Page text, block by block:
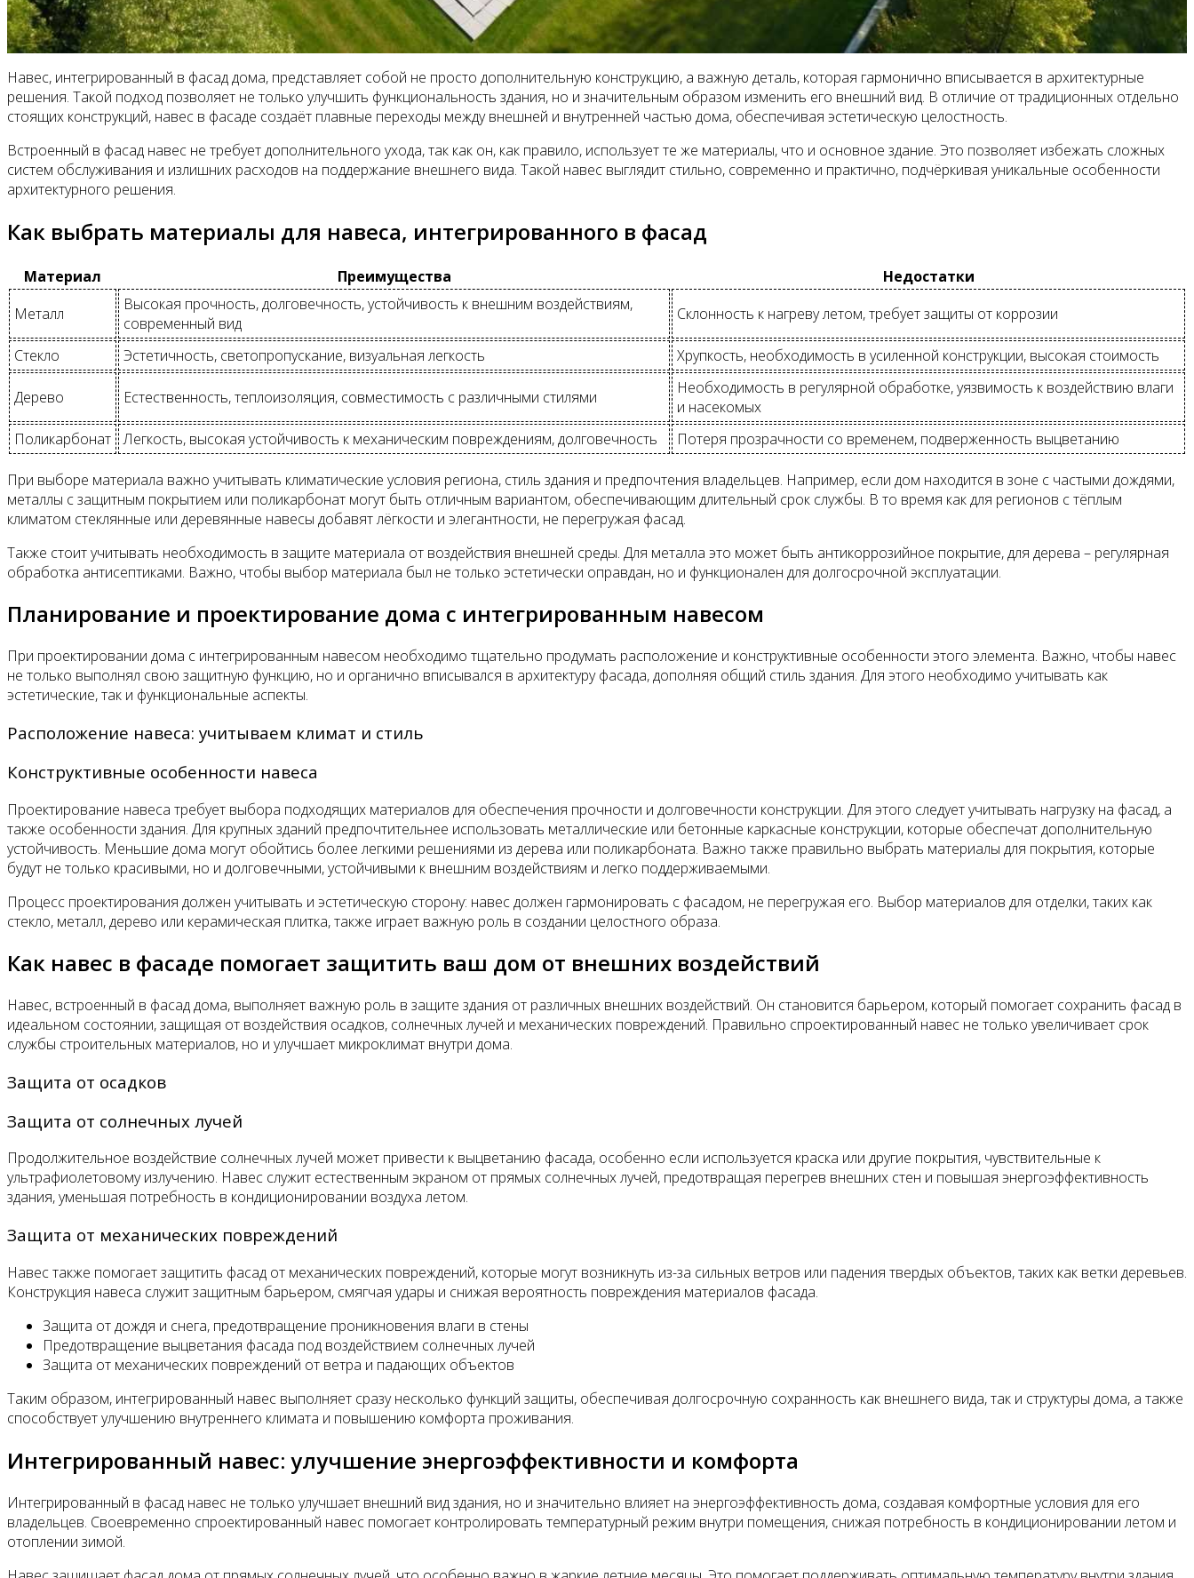
Навес, интегрированный в фасад дома, представляет собой не просто дополнительную конструкцию, а важную деталь, которая гармонично вписывается в архитектурные
решения. Такой подход позволяет не только улучшить функциональность здания, но и значительным образом изменить его внешний вид. В отличие от традиционных отдельно
стоящих конструкций, навес в фасаде создаёт плавные переходы между внешней и внутренней частью дома, обеспечивая эстетическую целостность.
Встроенный в фасад навес не требует дополнительного ухода, так как он, как правило, использует те же материалы, что и основное здание. Это позволяет избежать сложных
систем обслуживания и излишних расходов на поддержание внешнего вида. Такой навес выглядит стильно, современно и практично, подчёркивая уникальные особенности
архитектурного решения.
Как выбрать материалы для навеса, интегрированного в фасад
Материал Преимущества
Недостатки
Металл
Высокая прочность, долговечность, устойчивость к внешним воздействиям,
современный вид
Склонность к нагреву летом, требует защиты от коррозии
Стекло Эстетичность, светопропускание, визуальная легкость Хрупкость, необходимость в усиленной конструкции, высокая стоимость
Дерево Естественность, теплоизоляция, совместимость с различными стилями
Необходимость в регулярной обработке, уязвимость к воздействию влаги
и насекомых
Поликарбонат
Легкость, высокая устойчивость к механическим повреждениям, долговечность Потеря прозрачности со временем, подверженность выцветанию
При выборе материала важно учитывать климатические условия региона, стиль здания и предпочтения владельцев. Например, если дом находится в зоне с частыми дождями,
металлы с защитным покрытием или поликарбонат могут быть отличным вариантом, обеспечивающим длительный срок службы. В то время как для регионов с тёплым
климатом стеклянные или деревянные навесы добавят лёгкости и элегантности, не перегружая фасад.
Также стоит учитывать необходимость в защите материала от воздействия внешней среды. Для металла это может быть антикоррозийное покрытие, для дерева – регулярная
обработка антисептиками. Важно, чтобы выбор материала был не только эстетически оправдан, но и функционален для долгосрочной эксплуатации.
Планирование и проектирование дома с интегрированным навесом
При проектировании дома с интегрированным навесом необходимо тщательно продумать расположение и конструктивные особенности этого элемента. Важно, чтобы навес
не только выполнял свою защитную функцию, но и органично вписывался в архитектуру фасада, дополняя общий стиль здания. Для этого необходимо учитывать как
эстетические, так и функциональные аспекты.
Расположение навеса: учитываем климат и стиль
Конструктивные особенности навеса
Проектирование навеса требует выбора подходящих материалов для обеспечения прочности и долговечности конструкции. Для этого следует учитывать нагрузку на фасад, а
также особенности здания. Для крупных зданий предпочтительнее использовать металлические или бетонные каркасные конструкции, которые обеспечат дополнительную
устойчивость. Меньшие дома могут обойтись более легкими решениями из дерева или поликарбоната. Важно также правильно выбрать материалы для покрытия, которые
будут не только красивыми, но и долговечными, устойчивыми к внешним воздействиям и легко поддерживаемыми.
Процесс проектирования должен учитывать и эстетическую сторону: навес должен гармонировать с фасадом, не перегружая его. Выбор материалов для отделки, таких как
стекло, металл, дерево или керамическая плитка, также играет важную роль в создании целостного образа.
Как навес в фасаде помогает защитить ваш дом от внешних воздействий
Навес, встроенный в фасад дома, выполняет важную роль в защите здания от различных внешних воздействий. Он становится барьером, который помогает сохранить фасад в
идеальном состоянии, защищая от воздействия осадков, солнечных лучей и механических повреждений. Правильно спроектированный навес не только увеличивает срок
службы строительных материалов, но и улучшает микроклимат внутри дома.
Защита от осадков
Защита от солнечных лучей
Продолжительное воздействие солнечных лучей может привести к выцветанию фасада, особенно если используется краска или другие покрытия, чувствительные к
ультрафиолетовому излучению. Навес служит естественным экраном от прямых солнечных лучей, предотвращая перегрев внешних стен и повышая энергоэффективность
здания, уменьшая потребность в кондиционировании воздуха летом.
Защита от механических повреждений
Навес также помогает защитить фасад от механических повреждений, которые могут возникнуть из-за сильных ветров или падения твердых объектов, таких как ветки деревьев.
Конструкция навеса служит защитным барьером, смягчая удары и снижая вероятность повреждения материалов фасада.
Защита от дождя и снега, предотвращение проникновения влаги в стены
Предотвращение выцветания фасада под воздействием солнечных лучей
Защита от механических повреждений от ветра и падающих объектов
Таким образом, интегрированный навес выполняет сразу несколько функций защиты, обеспечивая долгосрочную сохранность как внешнего вида, так и структуры дома, а также
способствует улучшению внутреннего климата и повышению комфорта проживания.
Интегрированный навес: улучшение энергоэффективности и комфорта
Интегрированный в фасад навес не только улучшает внешний вид здания, но и значительно влияет на энергоэффективность дома, создавая комфортные условия для его
владельцев. Своевременно спроектированный навес помогает контролировать температурный режим внутри помещения, снижая потребность в кондиционировании летом и
отоплении зимой.